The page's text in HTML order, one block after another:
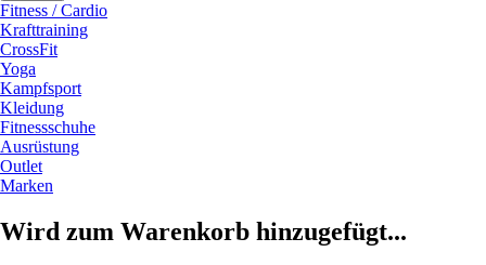
Fitness / Cardio
Krafttraining
CrossFit
Yoga
Kampfsport
Kleidung
Fitnessschuhe
Ausrüstung
Outlet
Marken
Wird zum Warenkorb hinzugefügt...